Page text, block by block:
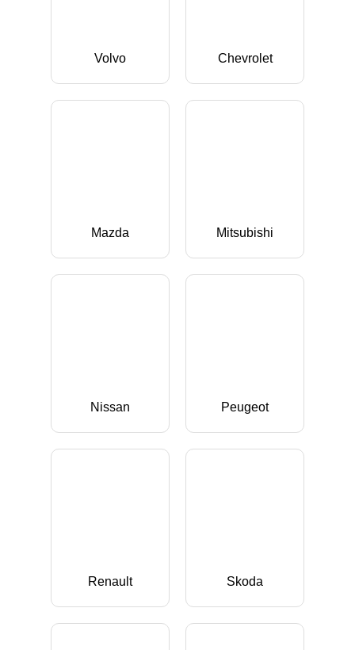
Volvo Chevrolet
Mazda Mitsubishi
Nissan Peugeot
Renault Skoda